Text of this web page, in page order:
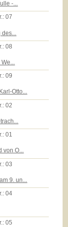
-...
07
08
09
Otto...
02
01
von O...
03
9. un...
04
05